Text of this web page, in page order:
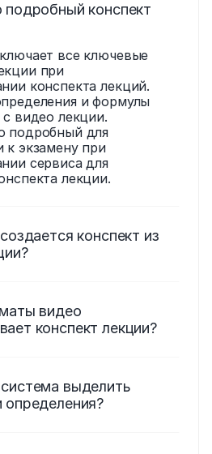
подробный конспект
все ключевые
при
конспекта лекций.
и формулы
видео лекции.
подробный для
к экзамену при
сервиса для
лекции.
конспект из
видео
конспект лекции?
выделить